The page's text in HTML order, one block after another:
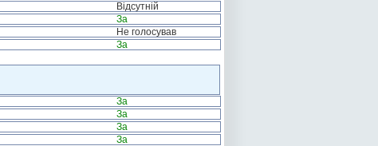
Відсутній
За
Не голосував
За
За
За
За
За